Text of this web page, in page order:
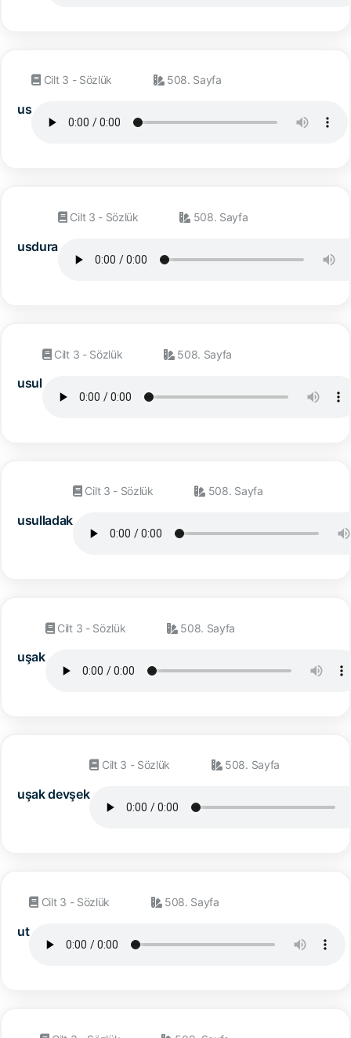
us
Cilt 3 - Sözlük 508. Sayfa
usdura
Cilt 3 - Sözlük 508. Sayfa
usul
Cilt 3 - Sözlük 508. Sayfa
usulladak
Cilt 3 - Sözlük 508. Sayfa
uşak
Cilt 3 - Sözlük 508. Sayfa
uşak devşek
Cilt 3 - Sözlük 508. Sayfa
ut
Cilt 3 - Sözlük 508. Sayfa